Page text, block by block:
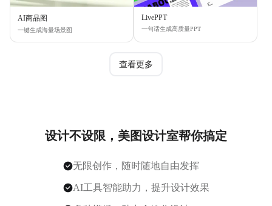
AI商品图
一键生成海量场景图
LivePPT
一句话生成高质量PPT
查看更多
设计不设限，美图设计室帮你搞定
无限创作，随时随地自由发挥
AI工具智能助力，提升设计效果